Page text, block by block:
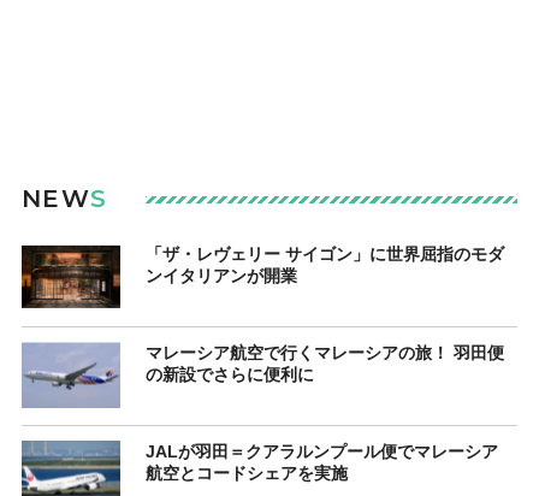
NEWS
「ザ・レヴェリー サイゴン」に世界屈指のモダ
ンイタリアンが開業
マレーシア航空で行くマレーシアの旅！ 羽田便
の新設でさらに便利に
JALが羽田＝クアラルンプール便でマレーシア
航空とコードシェアを実施